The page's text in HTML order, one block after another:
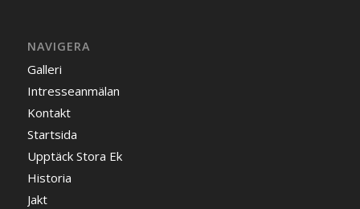
NAVIGERA
Galleri
Intresseanmälan
Kontakt
Startsida
Upptäck Stora Ek
Historia
Jakt